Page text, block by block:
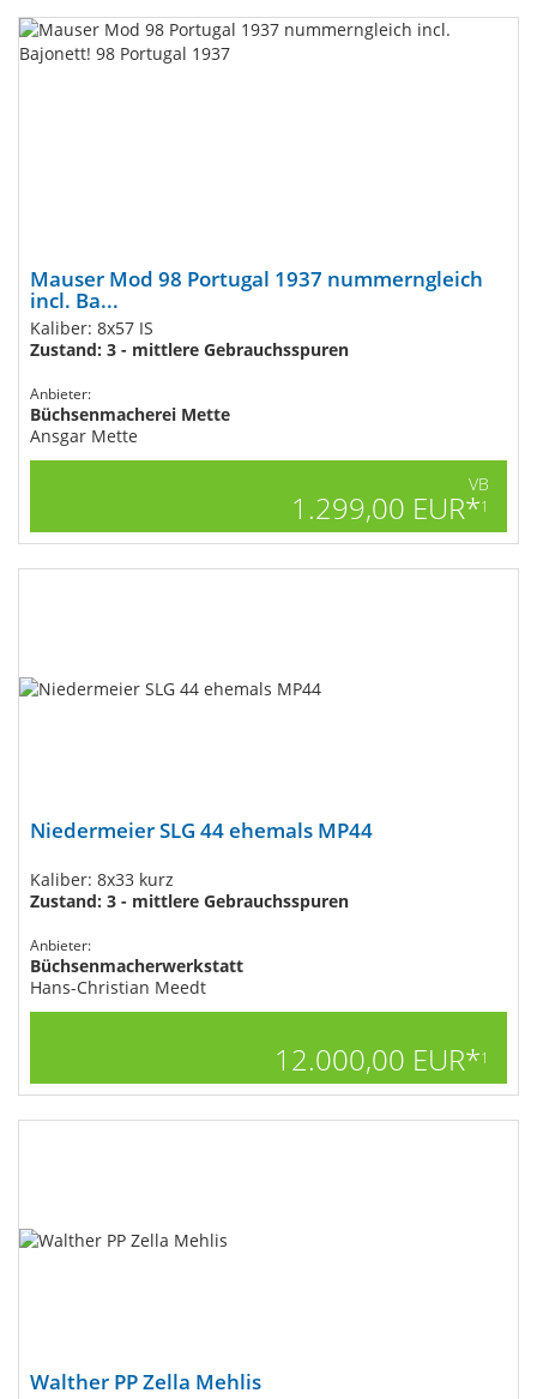
Mauser Mod 98 Portugal 1937 nummerngleich
incl. Ba...
Kaliber: 8x57 IS
Zustand: 3 - mittlere Gebrauchsspuren
Anbieter:
Büchsenmacherei Mette
Ansgar Mette
VB
1.299,00 EUR*1
Niedermeier SLG 44 ehemals MP44
Kaliber: 8x33 kurz
Zustand: 3 - mittlere Gebrauchsspuren
Anbieter:
Büchsenmacherwerkstatt
Hans-Christian Meedt
12.000,00 EUR*1
Walther PP Zella Mehlis